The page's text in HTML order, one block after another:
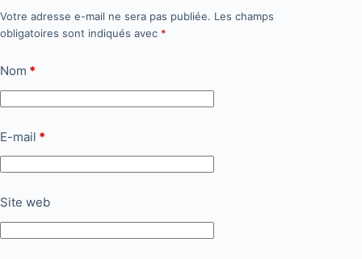
Votre adresse e-mail ne sera pas publiée. Les champs
obligatoires sont indiqués avec *
Nom *
E-mail *
Site web